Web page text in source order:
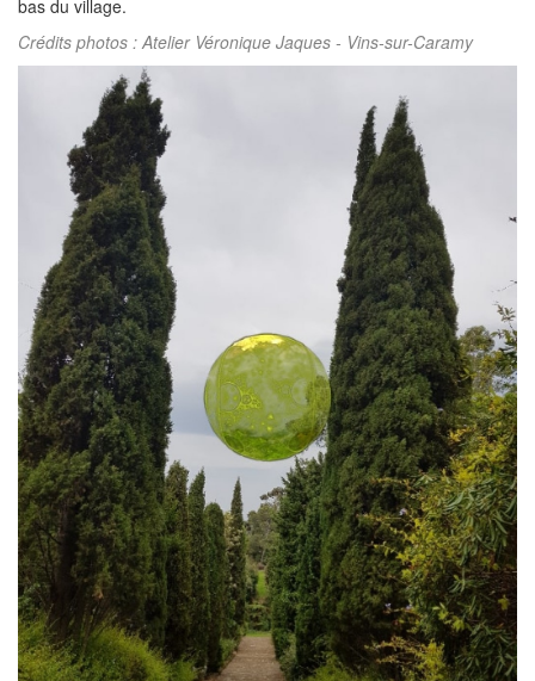
bas du village.
Crédits photos : Atelier Véronique Jaques - Vins-sur-Caramy